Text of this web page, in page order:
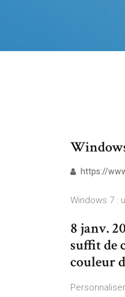
https://
Windows 7 :
8 janv.
suffit de
couleur